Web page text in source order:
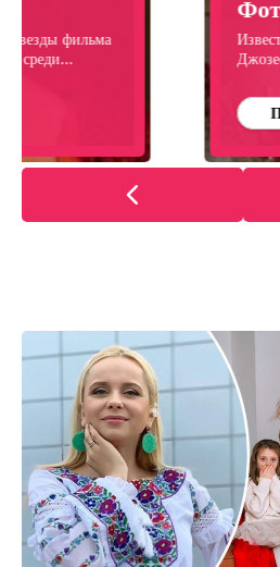
Известная украинская актриса в
Джозефина Джексон, чье
фотографий, сделанных во
Альпах. На изображениях 31-